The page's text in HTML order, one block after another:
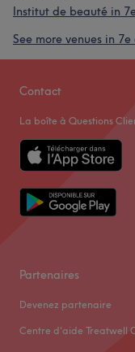
Institut de beauté in
See more venues in
Contact
La boîte à Questions
Partenaires
Devenez partenaire
Centre d'aide Treatwell